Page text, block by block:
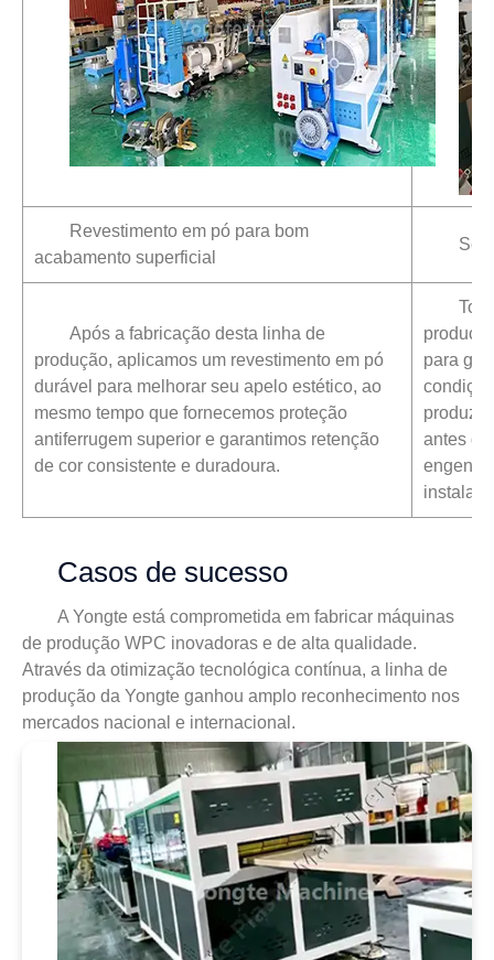
Revestimento em pó para bom
acabamento superficial
Após a fabricação desta linha de
produção, aplicamos um revestimento em pó
durável para melhorar seu apelo estético, ao
mesmo tempo que fornecemos proteção
antiferrugem superior e garantimos retenção
de cor consistente e duradoura.
para
antes
instalar
Casos de sucesso
A Yongte está comprometida em fabricar máquinas
de produção WPC inovadoras e de alta qualidade.
Através da otimização tecnológica contínua, a linha de
produção da Yongte ganhou amplo reconhecimento nos
mercados nacional e internacional.